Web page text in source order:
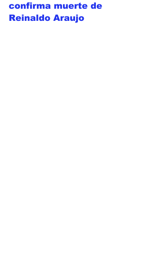
confirma muerte de
Reinaldo Araujo